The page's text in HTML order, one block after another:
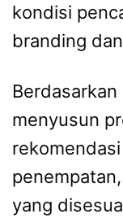
kondisi
branding
menyusun
yang